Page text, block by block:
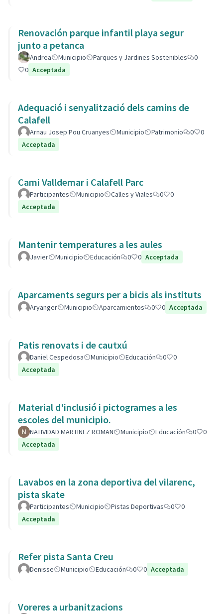
Renovación parque infantil playa segur
junto a petanca
Andrea Municipio Parques y Jardines Sostenibles
0
0 Acceptada
Adequació i senyalització dels camins de
Calafell
Arnau Josep Pou Cruanyes Municipio Patrimonio 0
0
Acceptada
Cami Valldemar i Calafell Parc
Participantes Municipio Calles y Viales 0
0
Acceptada
Mantenir temperatures a les aules
Javier Municipio Educación 0 0 Acceptada
Aparcaments segurs per a bicis als instituts
Aryanger Municipio Aparcamientos 0 0 Acceptada
Patis renovats i de cautxú
Daniel Cespedosa Municipio Educación 0
0
Acceptada
Material d'inclusió i pictogrames a les
escoles del municipio.
NATIVIDAD MARTINEZ ROMAN Municipio Educación 0
0
Acceptada
Lavabos en la zona deportiva del vilarenc,
pista skate
Participantes Municipio Pistas Deportivas 0
0
Acceptada
Refer pista Santa Creu
Denisse Municipio Educación 0 0 Acceptada
Voreres a urbanitzacions